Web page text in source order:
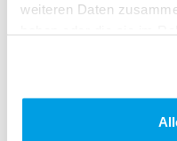
weiteren Daten